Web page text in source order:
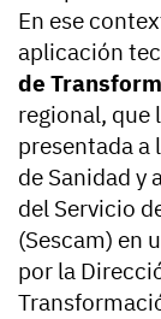
En ese
aplicación
de
regional, que
presentada a
de Sanidad y
del Servicio
(Sescam) en
por la